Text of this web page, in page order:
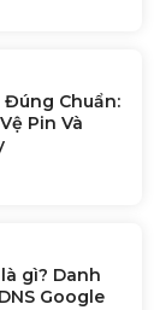
Đúng Chuẩn:
Pin Và
gì? Danh
Google